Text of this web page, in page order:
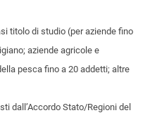
titolo di studio (per aziende fino
aziende agricole e
pesca fino a 20 addetti; altre
dall’Accordo Stato/Regioni del